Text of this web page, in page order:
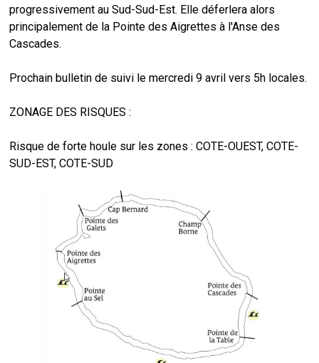
progressivement au Sud-Sud-Est. Elle déferlera alors
principalement de la Pointe des Aigrettes à l'Anse des
Cascades.
Prochain bulletin de suivi le mercredi 9 avril vers 5h locales.
ZONAGE DES RISQUES :
Risque de forte houle sur les zones : COTE-OUEST, COTE-
SUD-EST, COTE-SUD